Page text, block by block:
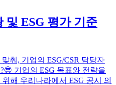
및 ESG 평가 기준
춰, 기업의 ESG/CSR 담당자
기업의 ESG 목표와 전략을
해 우리나라에서 ESG 공시 의